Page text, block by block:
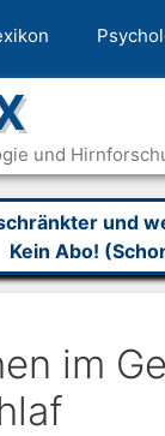
und
und
Kein Abo!
im